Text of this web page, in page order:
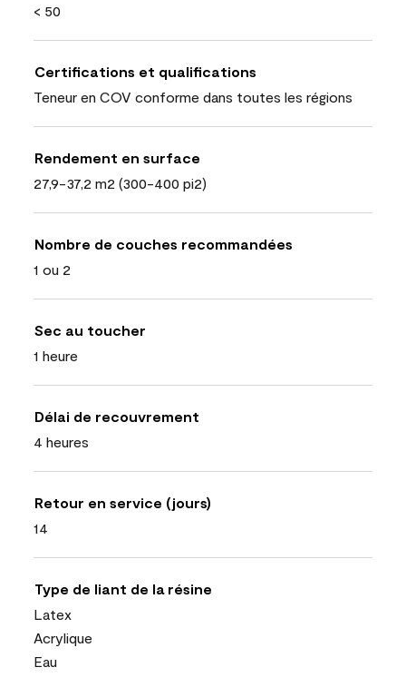
< 50
Certifications et qualifications
Teneur en COV conforme dans toutes les régions
Rendement en surface
27,9-37,2 m2 (300-400 pi2)
Nombre de couches recommandées
1 ou 2
Sec au toucher
1 heure
Délai de recouvrement
4 heures
Retour en service (jours)
14
Type de liant de la résine
Latex
Acrylique
Eau